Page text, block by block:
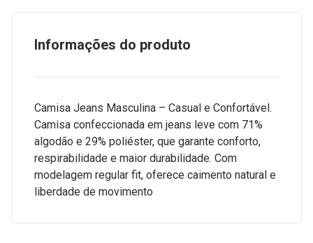
Informações do produto
Camisa Jeans Masculina – Casual e Confortável.
Camisa confeccionada em jeans leve com 71%
algodão e 29% poliéster, que garante conforto,
respirabilidade e maior durabilidade. Com
modelagem regular fit, oferece caimento natural e
liberdade de movimento